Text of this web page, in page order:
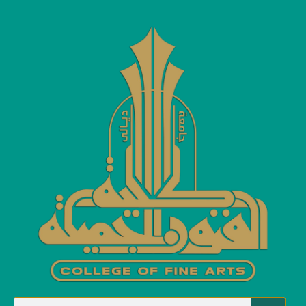
اخبار ونشاطات عامة
اخبار ونشاطات عامة
رئيس الجامعة يزور كليتنا ويثمن انجازاتها
رئيس الجامعة يزور كليتنا ويثمن
انجازاتها
اخبار ونشاطات عامة
زار رئيس جامعة ديالىالاستاذ الدكتور عباس فاضل الدليميكلية